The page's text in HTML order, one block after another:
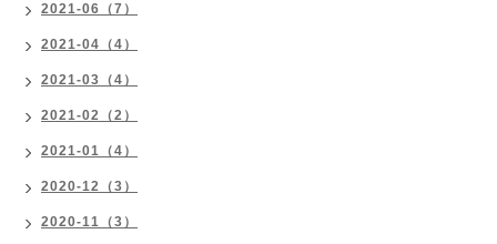
2021-06（7）
2021-04（4）
2021-03（4）
2021-02（2）
2021-01（4）
2020-12（3）
2020-11（3）